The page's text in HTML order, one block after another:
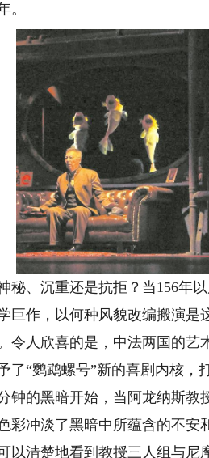
。
、沉重还是抗拒？当156年以
巨作，以何种风貌改编搬演
令人欣喜的是，中法两国的
了“鹦鹉螺号”新的喜剧内核，
的黑暗开始，当阿龙纳斯教
彩冲淡了黑暗中所蕴含的不安
清楚地看到教授三人组与尼